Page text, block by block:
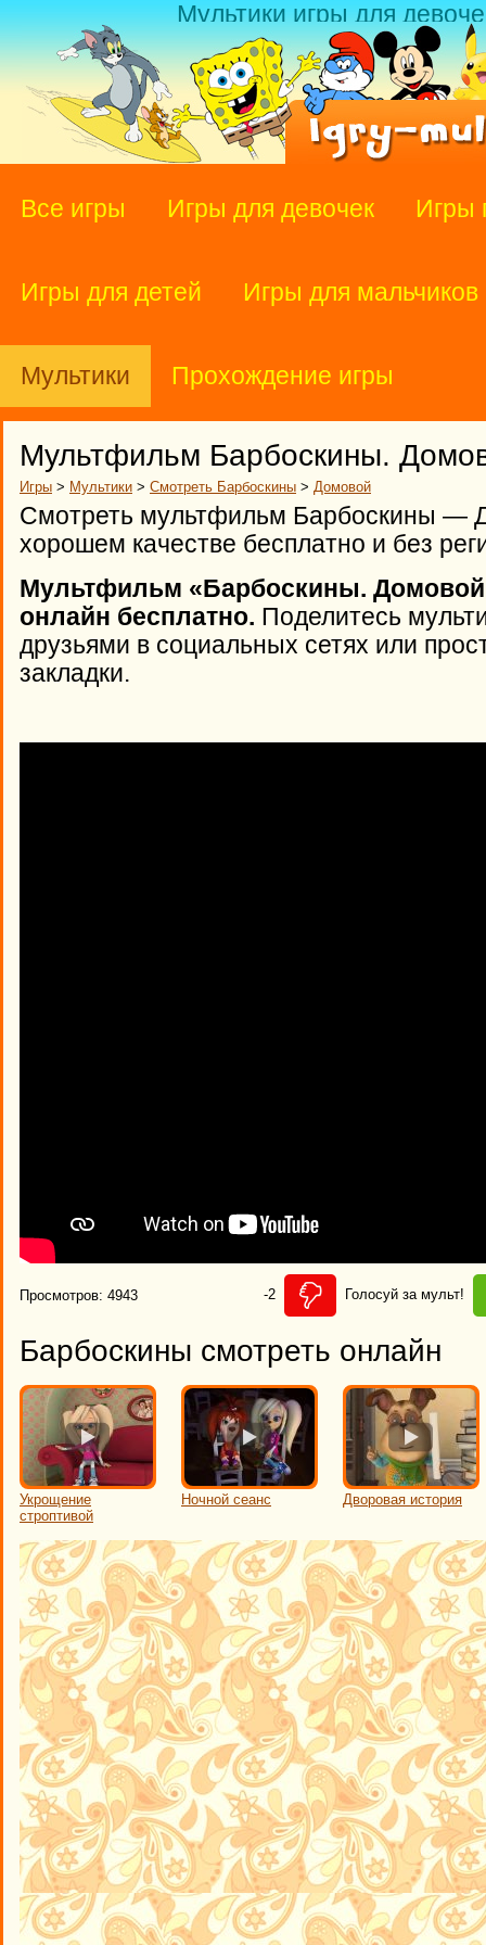
Мультики игры для
Все игры Игры для девочек Игры
Игры для детей Игры для мальчиков
Мультики Прохождение игры
Мультфильм Барбоскины.
Игры > Мультики > Смотреть Барбоскины > Домовой
Смотреть мультфильм Барбоскины —
хорошем качестве бесплатно и без
Мультфильм «Барбоскины. Домовой
онлайн бесплатно. Поделитесь
друзьями в социальных сетях или
закладки.
Просмотров: 4943 -2 Голосуй за мульт!
Барбоскины смотреть онлайн
Укрощение
строптивой
Ночной сеанс Дворовая история